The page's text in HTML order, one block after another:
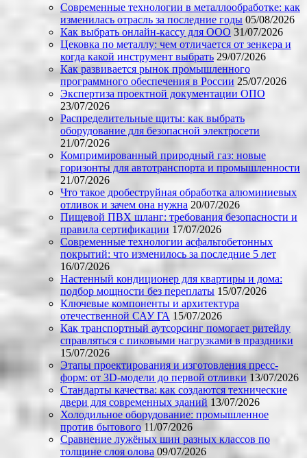
Современные технологии в металлообработке: как
изменилась отрасль за последние годы 05/08/2026
Как выбрать онлайн-кассу для ООО 31/07/2026
Цековка по металлу: чем отличается от зенкера и
когда какой инструмент выбрать 29/07/2026
Как развивается рынок промышленного
программного обеспечения в России 25/07/2026
Экспертиза проектной документации ОПО
23/07/2026
Распределительные щиты: как выбрать
оборудование для безопасной электросети
21/07/2026
Компримированный природный газ: новые
горизонты для автотранспорта и промышленности
21/07/2026
Что такое дробеструйная обработка алюминиевых
отливок и зачем она нужна 20/07/2026
Пищевой ПВХ шланг: требования безопасности и
правила сертификации 17/07/2026
Современные технологии асфальтобетонных
покрытий: что изменилось за последние 5 лет
16/07/2026
Настенный кондиционер для квартиры и дома:
подбор мощности без переплаты 15/07/2026
Ключевые компоненты и архитектура
отечественной САУ ГА 15/07/2026
Как транспортный аутсорсинг помогает ритейлу
справляться с пиковыми нагрузками в праздники
15/07/2026
Этапы проектирования и изготовления пресс-
форм: от 3D-модели до первой отливки 13/07/2026
Стандарты качества: как создаются технические
двери для современных зданий 13/07/2026
Холодильное оборудование: промышленное
против бытового 11/07/2026
Сравнение лужёных шин разных классов по
толщине слоя олова 09/07/2026